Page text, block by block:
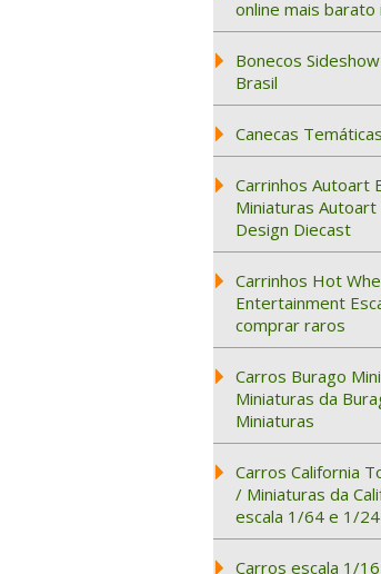
online mais barato
Bonecos
Brasil
Canecas Temáticas
Carrinhos Autoart
Miniaturas
Design Diecast
Carrinhos Hot
Entertainment
comprar raros
Carros Burago
Miniaturas da
Miniaturas
Carros California
/ Miniaturas da
escala 1/64 e 1/24
Carros escala 1/